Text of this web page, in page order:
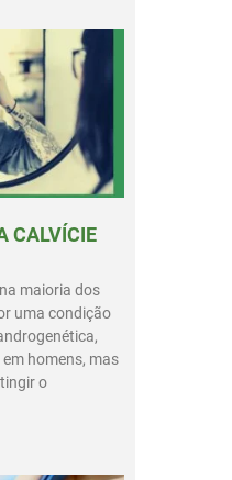
CALVÍCIE
maioria dos
uma condição
homens, mas
o